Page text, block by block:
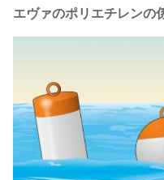
エヴァのポリエチレンの